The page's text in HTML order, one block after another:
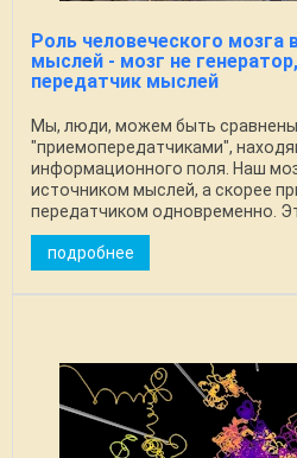
Роль человеческого мозга
мыслей - мозг не
передатчик мыслей
Мы, люди, можем быть
"приемопередатчиками",
информационного поля. Наш
источником мыслей, а скорее
передатчиком одновременно.
сотовой сетью, где мы, как ...
подробнее